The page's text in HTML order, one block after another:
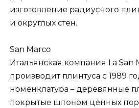
изготовление радиусного
и округлых стен.
San Marco
Итальянская компания La San
производит плинтуса с 1989
номенклатура – деревянные
покрытые шпоном ценных